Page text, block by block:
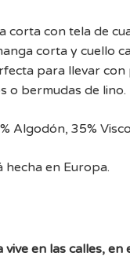
corta con tela de
corta y cuello
para llevar
o bermudas de lino.
Algodón, 35%
hecha en Europa.
vive en las calles,